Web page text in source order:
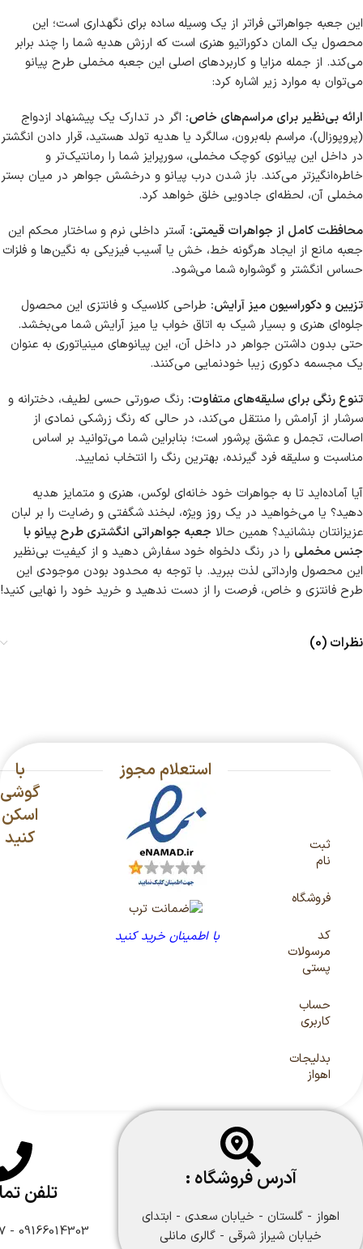
این جعبه جواهراتی فراتر از یک وسیله ساده برای نگهداری است؛ این
محصول یک المان دکوراتیو هنری است که ارزش هدیه شما را چند برابر
می‌کند. از جمله مزایا و کاربردهای اصلی این جعبه مخملی طرح پیانو
می‌توان به موارد زیر اشاره کرد:
ارائه بی‌نظیر برای مراسم‌های خاص: اگر در تدارک یک پیشنهاد ازدواج
(پروپوزال)، مراسم بله‌برون، سالگرد یا هدیه تولد هستید، قرار دادن انگشتر
در داخل این پیانوی کوچک مخملی، سورپرایز شما را رمانتیک‌تر و
خاطره‌انگیزتر می‌کند. باز شدن درب پیانو و درخشش جواهر در میان بستر
مخملی آن، لحظه‌ای جادویی خلق خواهد کرد.
محافظت کامل از جواهرات قیمتی: آستر داخلی نرم و ساختار محکم این
جعبه مانع از ایجاد هرگونه خط، خش یا آسیب فیزیکی به نگین‌ها و فلزات
حساس انگشتر و گوشواره شما می‌شود.
تزیین و دکوراسیون میز آرایش: طراحی کلاسیک و فانتزی این محصول
جلوه‌ای هنری و بسیار شیک به اتاق خواب یا میز آرایش شما می‌بخشد.
حتی بدون داشتن جواهر در داخل آن، این پیانوهای مینیاتوری به عنوان
یک مجسمه دکوری زیبا خودنمایی می‌کنند.
تنوع رنگی برای سلیقه‌های متفاوت: رنگ صورتی حسی لطیف، دخترانه و
سرشار از آرامش را منتقل می‌کند، در حالی که رنگ زرشکی نمادی از
اصالت، تجمل و عشق پرشور است؛ بنابراین شما می‌توانید بر اساس
مناسبت و سلیقه فرد گیرنده، بهترین رنگ را انتخاب نمایید.
آیا آماده‌اید تا به جواهرات خود خانه‌ای لوکس، هنری و متمایز هدیه
دهید؟ یا می‌خواهید در یک روز ویژه، لبخند شگفتی و رضایت را بر لبان
عزیزانتان بنشانید؟ همین حالا جعبه جواهراتی انگشتری طرح پیانو با
جنس مخملی را در رنگ دلخواه خود سفارش دهید و از کیفیت بی‌نظیر
این محصول وارداتی لذت ببرید. با توجه به محدود بودن موجودی این
طرح فانتزی و خاص، فرصت را از دست ندهید و خرید خود را نهایی کنید!
نظرات (0)
ثبت
نام
فروشگاه
کد
مرسولات
پستی
حساب
کاربری
بدلیجات
اهواز
استعلام مجوز
با اطمینان خرید کنید
با
گوشی
اسکن
کنید
آدرس فروشگاه :
اهواز - گلستان - خیابان سعدی - ابتدای
خیابان شیراز شرقی - گالری مانلی
تلفن
09166014303 - 09166108747